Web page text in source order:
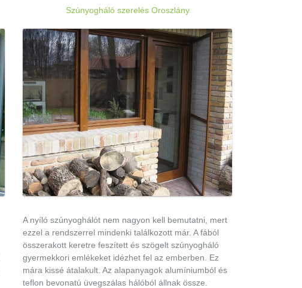
Szúnyogháló szerelés Oroszlány
A nyíló szúnyoghálót nem nagyon kell bemutatni, mert
ezzel a rendszerrel mindenki találkozott már. A fából
összerakott keretre feszített és szögelt szúnyogháló
gyermekkori emlékeket idézhet fel az emberben. Ez
mára kissé átalakult. Az alapanyagok alumíniumból és
teflon bevonatú üvegszálas hálóból állnak össze.